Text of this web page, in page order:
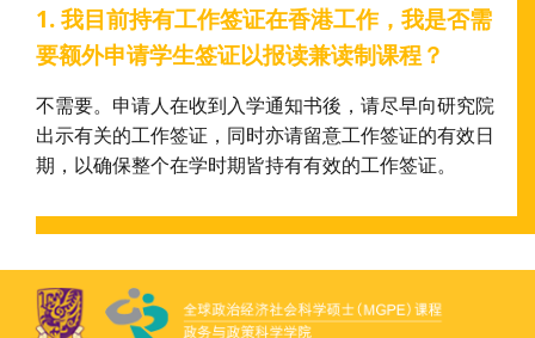
1. 我目前持有工作签证在香港工作，我是否需
要额外申请学生签证以报读兼读制课程？
不需要。申请人在收到入学通知书後，请尽早向研究院
出示有关的工作签证，同时亦请留意工作签证的有效日
期，以确保整个在学时期皆持有有效的工作签证。